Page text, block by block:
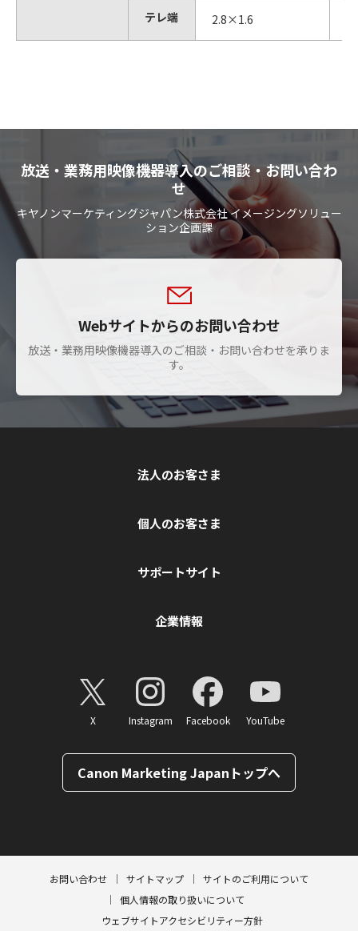
テレ端 2.8×1.6
放送・業務用映像機器導入のご相談・お問い合わ
せ
キヤノンマーケティングジャパン株式会社 イメージングソリュー
ション企画課
Webサイトからのお問い合わせ
放送・業務用映像機器導入のご相談・お問い合わせを承りま
す。
法人のお客さま
個人のお客さま
サポートサイト
企業情報
X Instagram Facebook YouTube
Canon Marketing Japanトップへ
お問い合わせ サイトマップ
サイトのご利用について
個人情報の取り扱いについて
ウェブサイトアクセシビリティー方針